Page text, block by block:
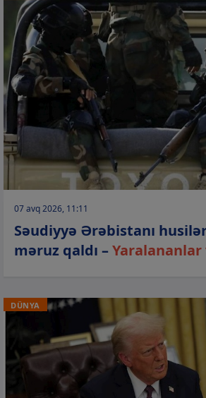
07 avq 2026, 11:11
Səudiyyə Ərəbistanı
məruz qaldı –Yaralananlar
DÜNYA